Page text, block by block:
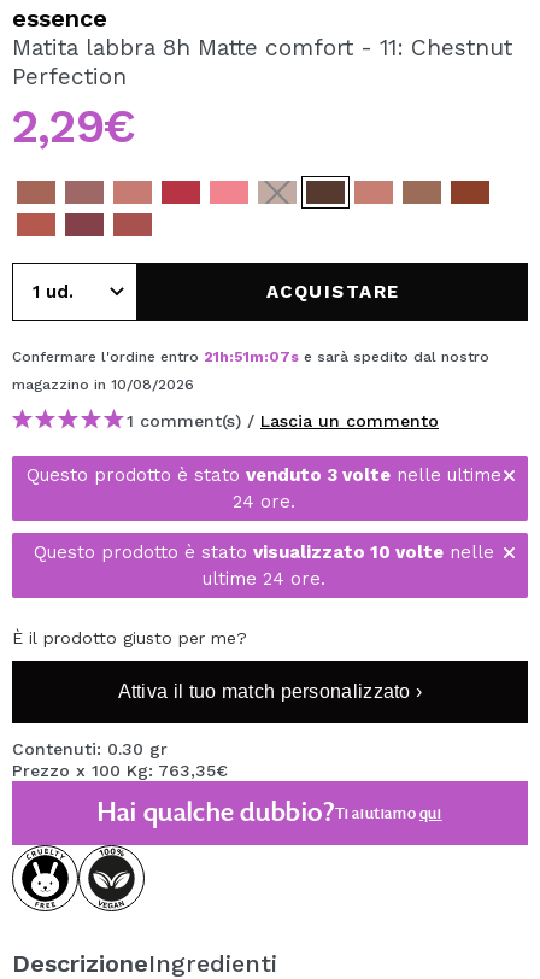
Creando un account su Maquibeauty.it potrai fare i tuoi
acquisti velocemente, controllare lo stato dei tuoi ordini e
CREARE UN ACCOUNT
essence
Matita labbra 8h Matte comfort - 11: Chestnut
Perfection
2,29€
ACQUISTARE
Confermare l'ordine entro 21h:51m:07s e sarà spedito dal nostro
magazzino in 10/08/2026
1 comment(s) / Lascia un commento
Questo prodotto è stato venduto 3 volte nelle ultime
24 ore.
Questo prodotto è stato visualizzato 10 volte nelle
ultime 24 ore.
È il prodotto giusto per me?
Attiva il tuo match personalizzato ›
Contenuti: 0.30 gr
Prezzo x 100 Kg: 763,35€
Hai qualche dubbio?Ti aiutiamoqui
DescrizioneIngredienti